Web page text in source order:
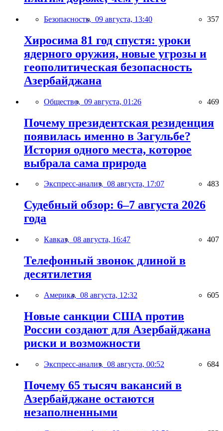
Безопасность, 09 августа, 13:40 357
Хиросима 81 год спустя: уроки
ядерного оружия, новые угрозы и
геополитическая безопасность
Азербайджана
Общество, 09 августа, 01:26 469
Почему президентская резиденция
появилась именно в Загульбе?
История одного места, которое
выбрала сама природа
Экспресс-анализ, 08 августа, 17:07 483
Судебный обзор: 6–7 августа 2026
года
Кавказ, 08 августа, 16:47 407
Телефонный звонок длиной в
десятилетия
Америка, 08 августа, 12:32 605
Новые санкции США против
России создают для Азербайджана
риски и возможности
Экспресс-анализ, 08 августа, 00:52 684
Почему 65 тысяч вакансий в
Азербайджане остаются
незаполненными